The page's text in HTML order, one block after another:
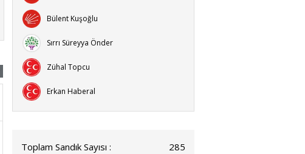
Bülent Kuşoğlu
Sırrı Süreyya Önder
Zühal Topcu
Erkan Haberal
Toplam Sandık Sayısı :
285